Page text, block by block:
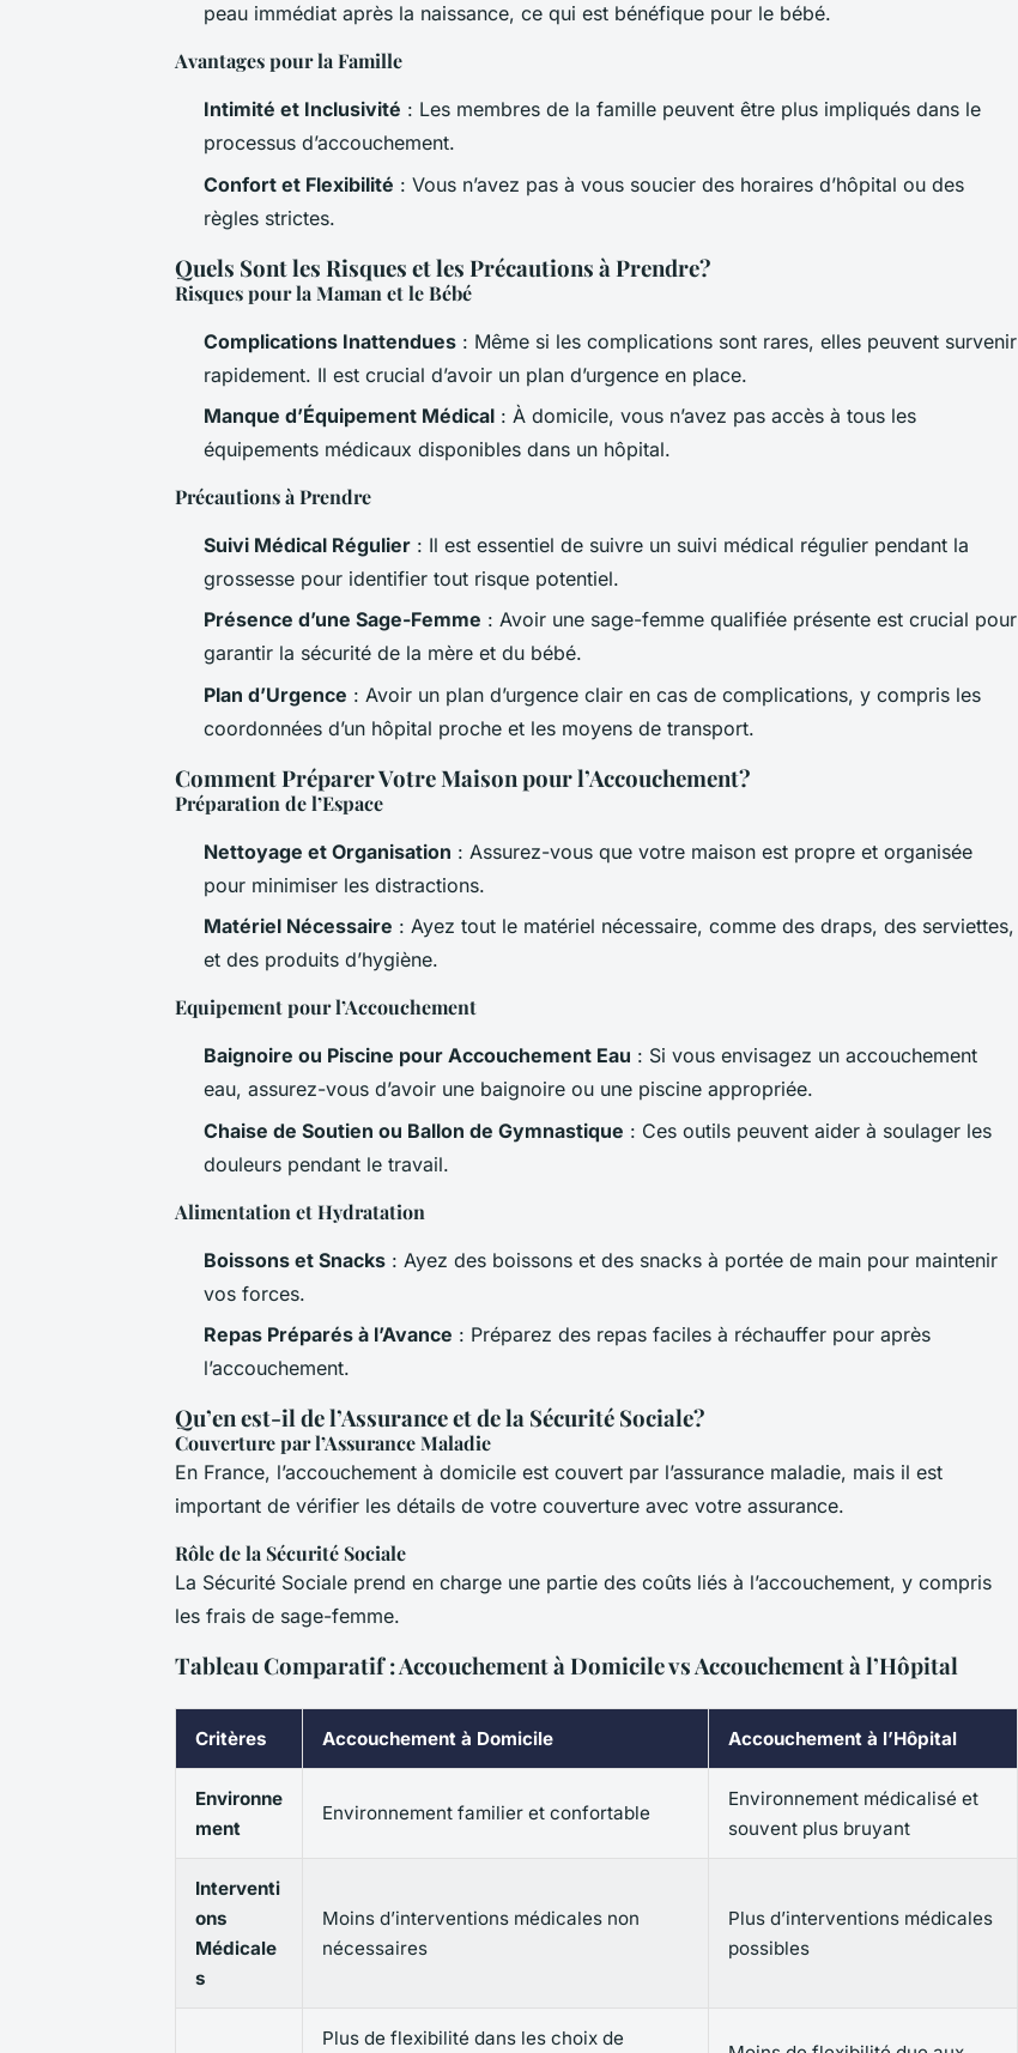
peau immédiat après la naissance, ce qui est bénéfique pour le bébé.
Avantages pour la Famille
Intimité et Inclusivité : Les membres de la famille peuvent être plus impliqués dans le
processus d’accouchement.
Confort et Flexibilité : Vous n’avez pas à vous soucier des horaires d’hôpital ou des
règles strictes.
Quels Sont les Risques et les Précautions à Prendre?
Risques pour la Maman et le Bébé
Complications Inattendues : Même si les complications sont rares, elles peuvent survenir
rapidement. Il est crucial d’avoir un plan d’urgence en place.
Manque d’Équipement Médical : À domicile, vous n’avez pas accès à tous les
équipements médicaux disponibles dans un hôpital.
Précautions à Prendre
Suivi Médical Régulier : Il est essentiel de suivre un suivi médical régulier pendant la
grossesse pour identifier tout risque potentiel.
Présence d’une Sage-Femme : Avoir une sage-femme qualifiée présente est crucial pour
garantir la sécurité de la mère et du bébé.
Plan d’Urgence : Avoir un plan d’urgence clair en cas de complications, y compris les
coordonnées d’un hôpital proche et les moyens de transport.
Comment Préparer Votre Maison pour l’Accouchement?
Préparation de l’Espace
Nettoyage et Organisation : Assurez-vous que votre maison est propre et organisée
pour minimiser les distractions.
Matériel Nécessaire : Ayez tout le matériel nécessaire, comme des draps, des serviettes,
et des produits d’hygiène.
Equipement pour l’Accouchement
Baignoire ou Piscine pour Accouchement Eau : Si vous envisagez un accouchement
eau, assurez-vous d’avoir une baignoire ou une piscine appropriée.
Chaise de Soutien ou Ballon de Gymnastique : Ces outils peuvent aider à soulager les
douleurs pendant le travail.
Alimentation et Hydratation
Boissons et Snacks : Ayez des boissons et des snacks à portée de main pour maintenir
vos forces.
Repas Préparés à l’Avance : Préparez des repas faciles à réchauffer pour après
l’accouchement.
Qu’en est-il de l’Assurance et de la Sécurité Sociale?
Couverture par l’Assurance Maladie
En France, l’accouchement à domicile est couvert par l’assurance maladie, mais il est
important de vérifier les détails de votre couverture avec votre assurance.
Rôle de la Sécurité Sociale
La Sécurité Sociale prend en charge une partie des coûts liés à l’accouchement, y compris
les frais de sage-femme.
Tableau Comparatif : Accouchement à Domicile vs Accouchement à l’Hôpital
Critères Accouchement à Domicile Accouchement à l’Hôpital
Environne
ment
Environnement familier et confortable
Environnement médicalisé et
souvent plus bruyant
Interventi
ons
Médicale
s
Moins d’interventions médicales non
nécessaires
Plus d’interventions médicales
possibles
Plus de flexibilité dans les choix de